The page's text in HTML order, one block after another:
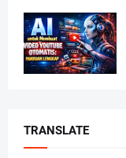
TRANSLATE